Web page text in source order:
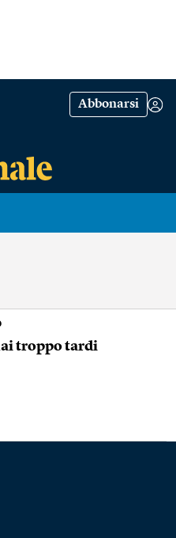
Abbonarsi
troppo tardi